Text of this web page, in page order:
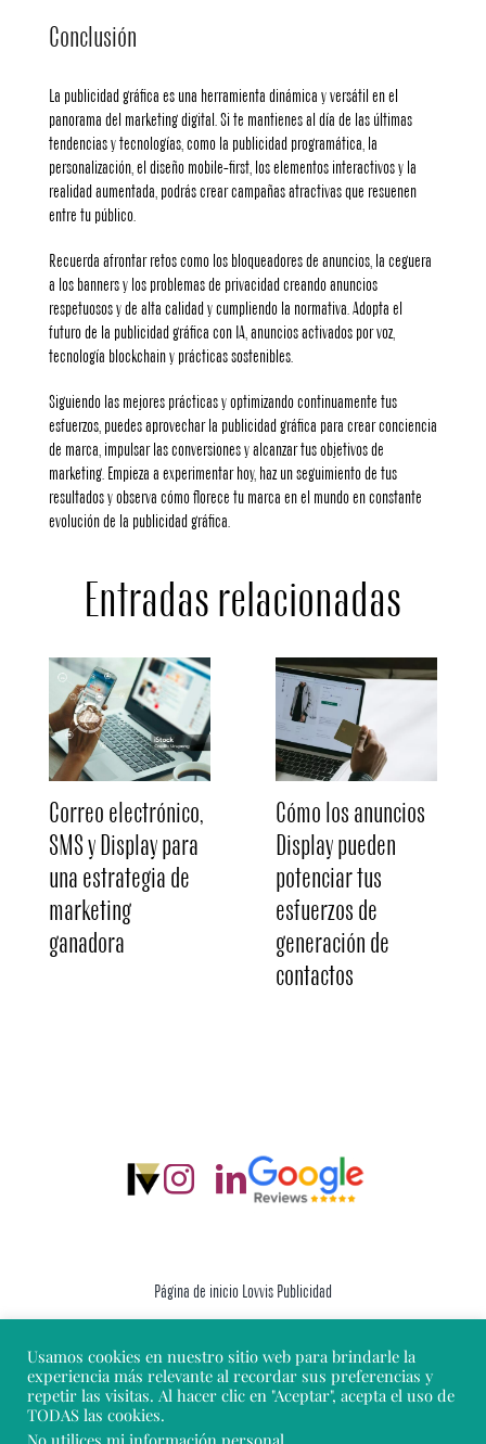
Conclusión
La publicidad gráfica es una herramienta dinámica y versátil en el
panorama del marketing digital. Si te mantienes al día de las últimas
tendencias y tecnologías, como la publicidad programática, la
personalización, el diseño mobile-first, los elementos interactivos y la
realidad aumentada, podrás crear campañas atractivas que resuenen
entre tu público.
Recuerda afrontar retos como los bloqueadores de anuncios, la ceguera
a los banners y los problemas de privacidad creando anuncios
respetuosos y de alta calidad y cumpliendo la normativa. Adopta el
futuro de la publicidad gráfica con IA, anuncios activados por voz,
tecnología blockchain y prácticas sostenibles.
Siguiendo las mejores prácticas y optimizando continuamente tus
esfuerzos, puedes aprovechar la publicidad gráfica para crear conciencia
de marca, impulsar las conversiones y alcanzar tus objetivos de
marketing. Empieza a experimentar hoy, haz un seguimiento de tus
resultados y observa cómo florece tu marca en el mundo en constante
evolución de la publicidad gráfica.
Entradas relacionadas
Correo electrónico,
SMS y Display para
una estrategia de
marketing
ganadora
Cómo los anuncios
Display pueden
potenciar tus
esfuerzos de
generación de
contactos
Página de inicio Lovvis Publicidad
Aviso legal
Política de cookies
Usamos cookies en nuestro sitio web para brindarle la
experiencia más relevante al recordar sus preferencias y
repetir las visitas. Al hacer clic en "Aceptar", acepta el uso de
TODAS las cookies.
No utilices mi información personal